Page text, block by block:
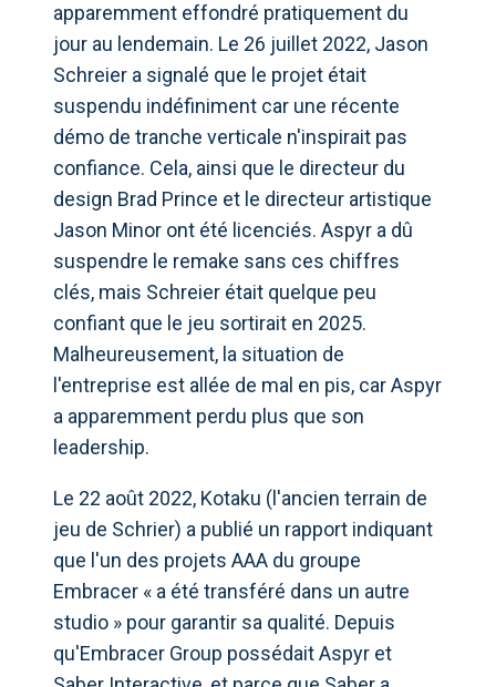
apparemment effondré pratiquement du
jour au lendemain. Le 26 juillet 2022, Jason
Schreier a signalé que le projet était
suspendu indéfiniment car une récente
démo de tranche verticale n'inspirait pas
confiance. Cela, ainsi que le directeur du
design Brad Prince et le directeur artistique
Jason Minor ont été licenciés. Aspyr a dû
suspendre le remake sans ces chiffres
clés, mais Schreier était quelque peu
confiant que le jeu sortirait en 2025.
Malheureusement, la situation de
l'entreprise est allée de mal en pis, car Aspyr
a apparemment perdu plus que son
leadership.
Le 22 août 2022, Kotaku (l'ancien terrain de
jeu de Schrier) a publié un rapport indiquant
que l'un des projets AAA du groupe
Embracer « a été transféré dans un autre
studio » pour garantir sa qualité. Depuis
qu'Embracer Group possédait Aspyr et